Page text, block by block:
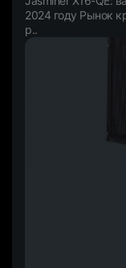
2024 году Рынок
р..